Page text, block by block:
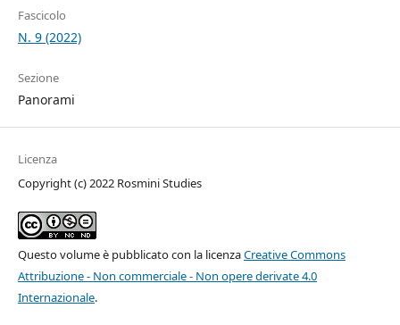
Fascicolo
N. 9 (2022)
Sezione
Panorami
Licenza
Copyright (c) 2022 Rosmini Studies
Questo volume è pubblicato con la licenzaCreative Commons
Attribuzione - Non commerciale - Non opere derivate 4.0
Internazionale.